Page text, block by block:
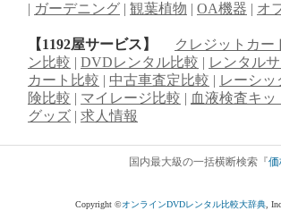
| ガーデニング | 観葉植物 | OA機器 | オ
【1192屋サービス】
クレジットカー
ン比較 | DVDレンタル比較 | レンタル
カート比較 | 中古車査定比較 | レーシッ
険比較 | マイレージ比較 | 血液検査キッ
グッズ | 求人情報
国内最大級の一括横断検索『価
Copyright ©オンラインDVDレンタル比較大辞典 ,